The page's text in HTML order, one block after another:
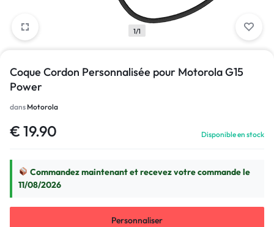
1/1
Coque Cordon Personnalisée pour Motorola G15
Power
dans Motorola
€ 19.90 Disponible en stock
Commandez maintenant et recevez votre commande le
11/08/2026
Personnaliser